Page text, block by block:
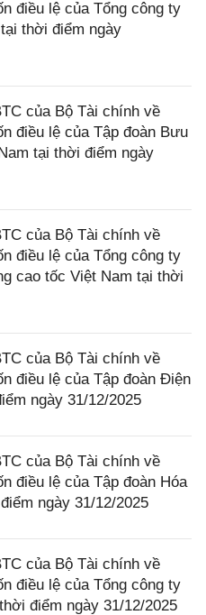
điều lệ của Tổng công ty
thời điểm ngày
của Bộ Tài chính về
điều lệ của Tập đoàn Bưu
tại thời điểm ngày
của Bộ Tài chính về
điều lệ của Tổng công ty
cao tốc Việt Nam tại thời
của Bộ Tài chính về
điều lệ của Tập đoàn Điện
ngày 31/12/2025
của Bộ Tài chính về
điều lệ của Tập đoàn Hóa
ngày 31/12/2025
của Bộ Tài chính về
điều lệ của Tổng công ty
điểm ngày 31/12/2025